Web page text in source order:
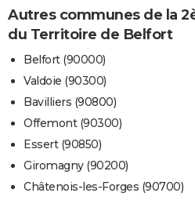
Autres communes de la
du Territoire de Belfort
Belfort (90000)
Valdoie (90300)
Bavilliers (90800)
Offemont (90300)
Essert (90850)
Giromagny (90200)
Châtenois-les-Forges (90700)